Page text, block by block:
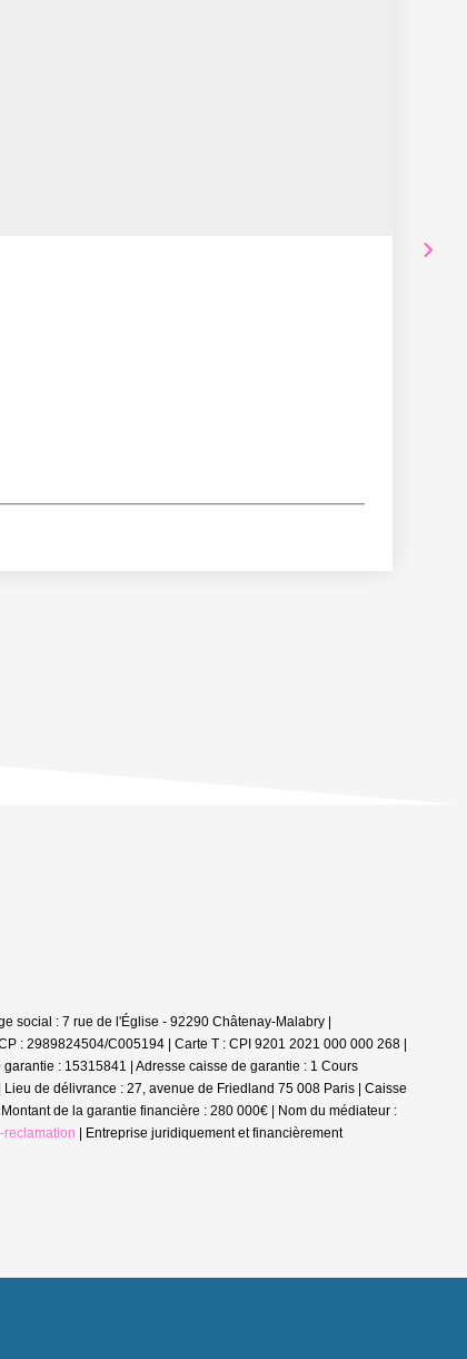
social : 7 rue de l'Église - 92290 Châtenay-Malabry |
: 2989824504/C005194 | Carte T : CPI 9201 2021 000 000 268 |
: 15315841 | Adresse caisse de garantie : 1 Cours
de délivrance : 27, avenue de Friedland 75 008 Paris | Caisse
de la garantie financière : 280 000€ | Nom du médiateur :
reclamation
Entreprise juridiquement et financièrement